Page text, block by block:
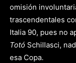
omisión
trascendentales
Italia 90, pues no
Totó Schillasci,
esa Copa.